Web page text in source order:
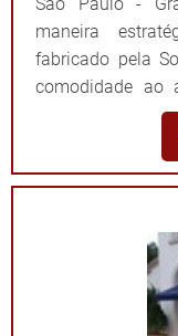
maneira
fabricado pela
comodidade ao
ainda se
benefício, pois
ainda é
ambientes, tais
acesso,
toldos de